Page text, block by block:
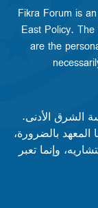
Fikra Forum is
East Policy.
are the
الشرق الأدنى.
المعهد بالضرورة،
وإنما تعبر